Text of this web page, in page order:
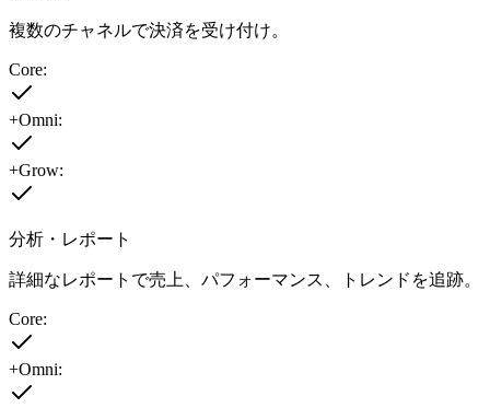
複数のチャネルで決済を受け付け。
Core:
+Omni:
+Grow:
分析・レポート
詳細なレポートで売上、パフォーマンス、トレンドを追跡。
Core:
+Omni: